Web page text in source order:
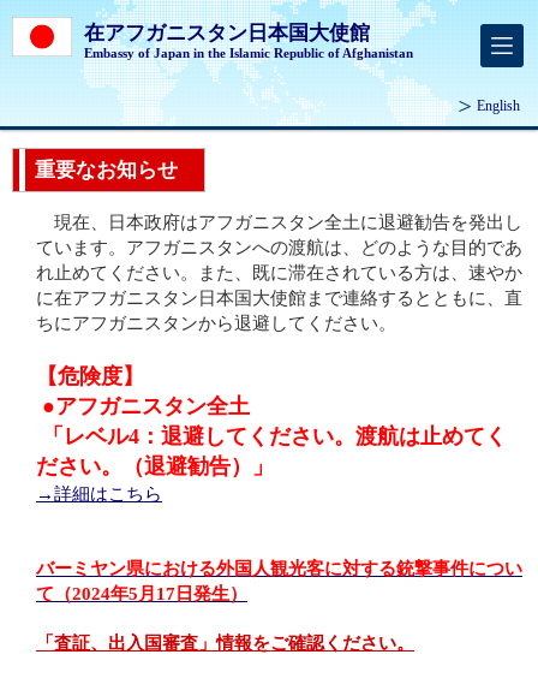
在アフガニスタン日本国大使館
Embassy of Japan in the Islamic Republic of Afghanistan
English
重要なお知らせ
現在、日本政府はアフガニスタン全土に退避勧告を発出し
ています。アフガニスタンへの渡航は、どのような目的であ
れ止めてください。また、既に滞在されている方は、速やか
に在アフガニスタン日本国大使館まで連絡するとともに、直
ちにアフガニスタンから退避してください。
【危険度】
●アフガニスタン全土
「レベル4：退避してください。渡航は止めてく
ださい。（退避勧告）」
→詳細はこちら
バーミヤン県における外国人観光客に対する銃撃事件につい
て（2024年5月17日発生）
「査証、出入国審査」情報をご確認ください。